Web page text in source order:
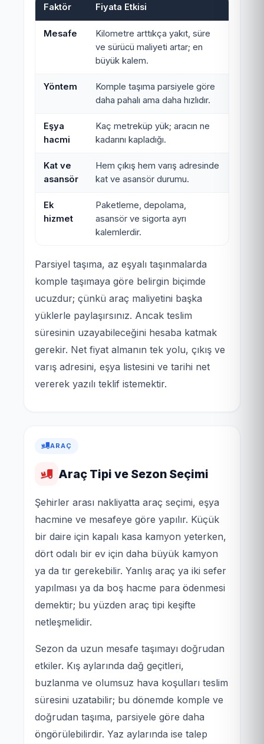
Faktör Fiyata Etkisi
Mesafe
Kilometre arttıkça yakıt, süre
ve sürücü maliyeti artar; en
büyük kalem.
Yöntem
Komple taşıma parsiyele göre
daha pahalı ama daha hızlıdır.
Eşya
hacmi
Kaç metreküp yük; aracın ne
kadarını kapladığı.
Kat ve
asansör
Hem çıkış hem varış adresinde
kat ve asansör durumu.
Ek
hizmet
Paketleme, depolama,
asansör ve sigorta ayrı
kalemlerdir.
Parsiyel taşıma, az eşyalı taşınmalarda
komple taşımaya göre belirgin biçimde
ucuzdur; çünkü araç maliyetini başka
yüklerle paylaşırsınız. Ancak teslim
süresinin uzayabileceğini hesaba katmak
gerekir. Net fiyat almanın tek yolu, çıkış ve
varış adresini, eşya listesini ve tarihi net
vererek yazılı teklif istemektir.
ARAÇ
Araç Tipi ve Sezon Seçimi
Şehirler arası nakliyatta araç seçimi, eşya
hacmine ve mesafeye göre yapılır. Küçük
bir daire için kapalı kasa kamyon yeterken,
dört odalı bir ev için daha büyük kamyon
ya da tır gerekebilir. Yanlış araç ya iki sefer
yapılması ya da boş hacme para ödenmesi
demektir; bu yüzden araç tipi keşifte
netleşmelidir.
Sezon da uzun mesafe taşımayı doğrudan
etkiler. Kış aylarında dağ geçitleri,
buzlanma ve olumsuz hava koşulları teslim
süresini uzatabilir; bu dönemde komple ve
doğrudan taşıma, parsiyele göre daha
öngörülebilirdir. Yaz aylarında ise talep